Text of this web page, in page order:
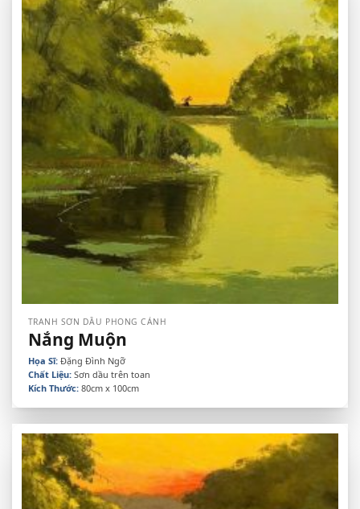
TRANH SƠN DẦU PHONG CẢNH
Nắng Muộn
Họa Sĩ:Đặng Đình Ngỡ
Chất Liệu:Sơn dầu trên toan
Kích Thước:80cm x 100cm